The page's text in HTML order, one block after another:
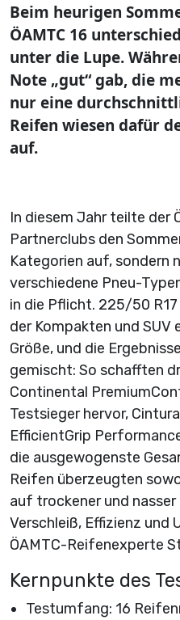
Beim heurigen
ÖAMTC 16
unter die Lupe.
Note „gut“ gab, die
nur eine
Reifen wiesen dafür
auf.
In diesem Jahr teilte der
Partnerclubs den
Kategorien auf, sondern
verschiedene Pneu-
in die Pflicht. 225/50
der Kompakten und
Größe, und die
gemischt: So schafften
Continental
Testsieger hervor,
EfficientGrip
die ausgewogenste
Reifen überzeugten
auf trockener und nasser
Verschleiß, Effizienz und
ÖAMTC-Reifenexperte
Kernpunkte des
Testumfang: 16